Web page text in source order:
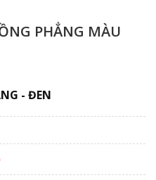
PHẲNG MÀU
- ĐEN